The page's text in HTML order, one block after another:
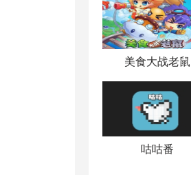
美食大战老鼠
咕咕番